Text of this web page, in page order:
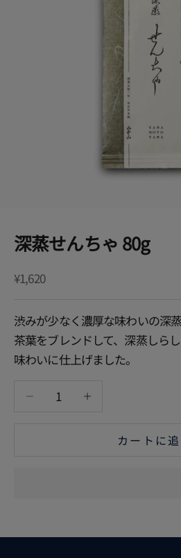
深蒸せんちゃ 80g
セール価格
¥1,620
渋みが少なく濃厚な味わいの深
茶葉をブレンドして、深蒸しら
味わいに仕上げました。
数量を減らす 数量を増やす
カートに